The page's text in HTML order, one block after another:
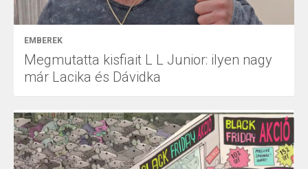
EMBEREK
Megmutatta kisfiait L L Junior: ilyen nagy
már Lacika és Dávidka